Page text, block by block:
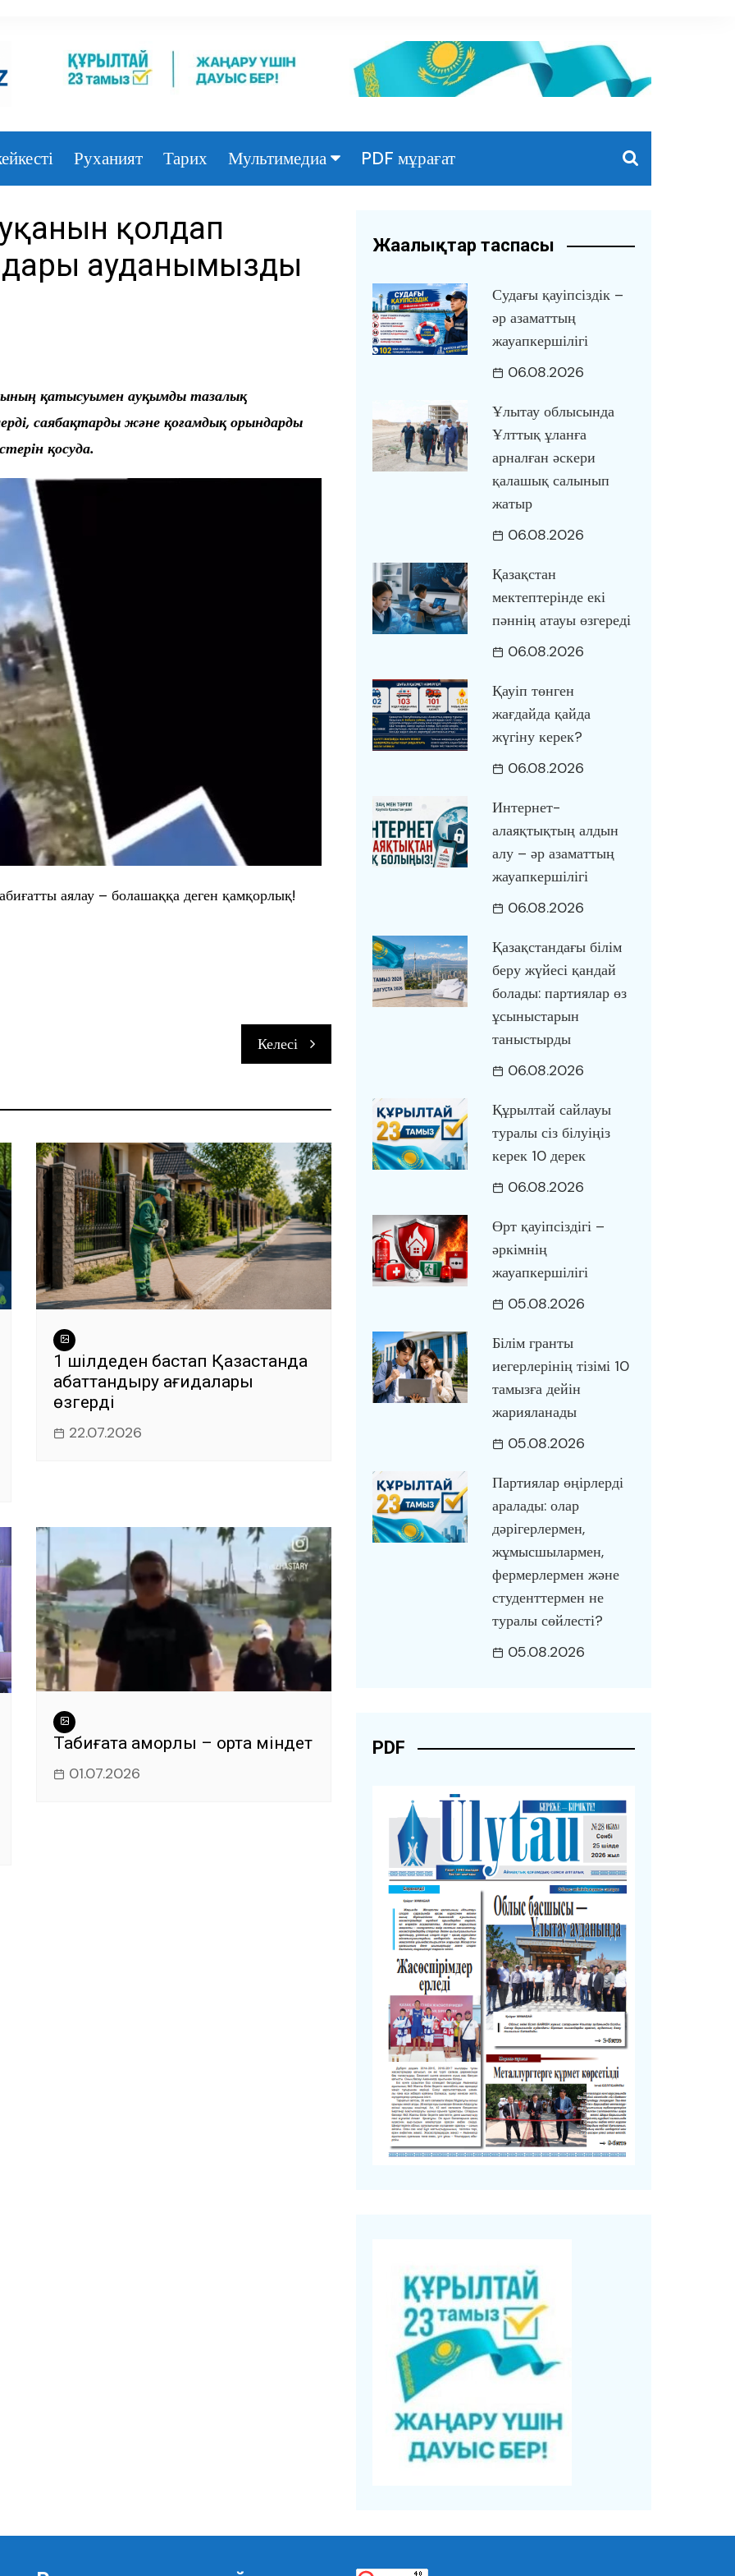
Руханият Тарих Мультимедиа PDF мұрағат
қолдап
ауданымызды
қатысуымен ауқымды тазалық
саябақтарды және қоғамдық орындарды
қосуда.
аялау – болашаққа деген қамқорлық!
Келесі
1 шілдеден бастап Қазақстанда
абаттандыру қағидалары
өзгерді
22.07.2026
Табиғатқа қамқорлық – ортақ міндет
01.07.2026
Жаңалықтар таспасы
Судағы қауіпсіздік –
әр азаматтың
жауапкершілігі
06.08.2026
Ұлытау облысында
Ұлттық ұланға
арналған әскери
қалашық салынып
жатыр
06.08.2026
Қазақстан
мектептерінде екі
пәннің атауы өзгереді
06.08.2026
Қауіп төнген
жағдайда қайда
жүгіну керек?
06.08.2026
Интернет-
алаяқтықтың алдын
алу – әр азаматтың
жауапкершілігі
06.08.2026
Қазақстандағы білім
беру жүйесі қандай
болады: партиялар өз
ұсыныстарын
таныстырды
06.08.2026
Құрылтай сайлауы
туралы сіз білуіңіз
керек 10 дерек
06.08.2026
Өрт қауіпсіздігі –
әркімнің
жауапкершілігі
05.08.2026
Білім гранты
иегерлерінің тізімі 10
тамызға дейін
жарияланады
05.08.2026
Партиялар өңірлерді
аралады: олар
дәрігерлермен,
жұмысшылармен,
фермерлермен және
студенттермен не
туралы сөйлесті?
05.08.2026
PDF